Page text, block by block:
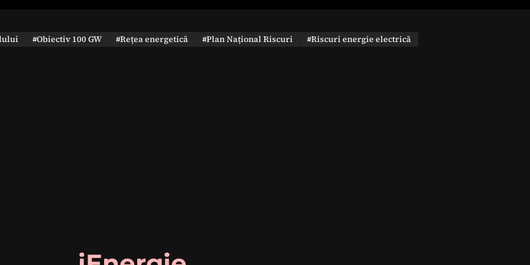
#Obiectiv 100 GW #Rețea energetică #Plan Național Riscuri
#Riscuri energie electrică